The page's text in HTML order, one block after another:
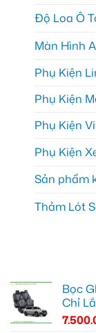
Độ Loa Ô
Màn Hình
Phụ Kiện
Phụ Kiện
Phụ Kiện
Phụ Kiện
Sản phẩm
Thảm Lót
Bọc
Chỉ